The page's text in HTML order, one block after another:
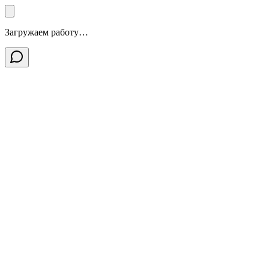
Загружаем работу…